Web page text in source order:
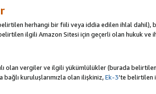
herhangi bir fiili veya iddia edilen ihlal dahil),
ilgili Amazon Sitesi için geçerli olan hukuk ve
olan vergiler ve ilgili yükümlülükler (burada
kuruluşlarımızla olan ilişkiniz,Ek-3'te belirtilen